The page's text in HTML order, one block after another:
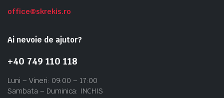
office@skrekis.ro
Ai nevoie de ajutor?
+40 749 110 118
Luni – Vineri: 09:00 – 17:00
Sambata – Duminica: INCHIS